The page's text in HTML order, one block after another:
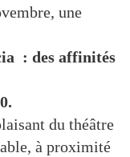
une
: des affinités
du théâtre
à proximité